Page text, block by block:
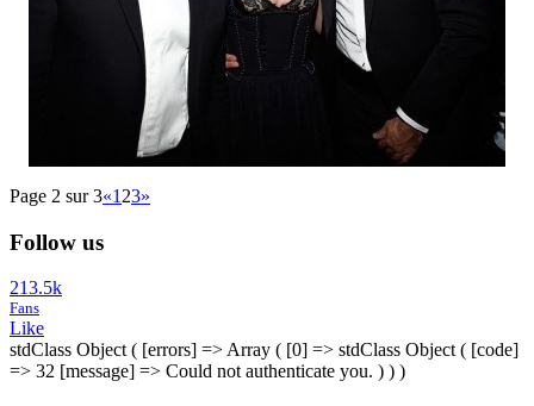
Page 2 sur 3«1 23»
Follow us
213.5k
Fans
Like
stdClass Object ( [errors] => Array ( [0] => stdClass Object ( [code]
=> 32 [message] => Could not authenticate you. ) ) )